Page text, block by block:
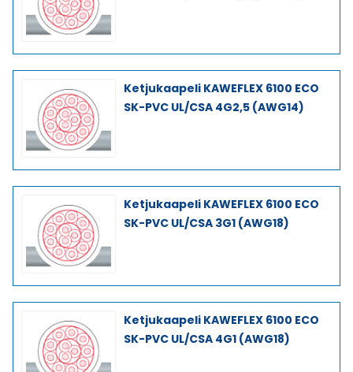
Ketjukaapeli KAWEFLEX 6100 ECO
SK-PVC UL/CSA 4G2,5 (AWG14)
Ketjukaapeli KAWEFLEX 6100 ECO
SK-PVC UL/CSA 3G1 (AWG18)
Ketjukaapeli KAWEFLEX 6100 ECO
SK-PVC UL/CSA 4G1 (AWG18)